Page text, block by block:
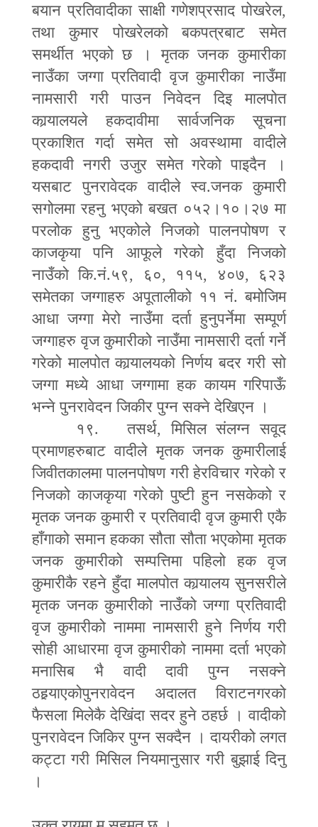
बयान प्रतिवादीका साक्षी गणेशप्रसाद पोखरेल,
तथा कुमार पोखरेलको बकपत्रबाट समेत
समर्थीत भएको छ । मृतक जनक कुमारीका
नाउँका जग्गा प्रतिवादी वृज कुमारीका नाउँमा
नामसारी गरी पाउन निवेदन दिइ मालपोत
कार्‍यालयले हकदावीमा सार्वजनिक सूचना
प्रकाशित गर्दा समेत सो अवस्थामा वादीले
हकदावी नगरी उजुर समेत गरेको पाइदैन ।
यसबाट पुनरावेदक वादीले स्व.जनक कुमारी
सगोलमा रहनु भएको बखत ०५२।१०।२७ मा
परलोक हुनु भएकोले निजको पालनपोषण र
काजकृया पनि आफूले गरेको हुँदा निजको
नाउँको कि.नं.५९, ६०, ११५, ४०७, ६२३
समेतका जग्गाहरु अपूतालीको ११ नं. बमोजिम
आधा जग्गा मेरो नाउँमा दर्ता हुनुपर्नेमा सम्पूर्ण
जग्गाहरु वृज कुमारीको नाउँमा नामसारी दर्ता गर्ने
गरेको मालपोत कार्‍यालयको निर्णय बदर गरी सो
जग्गा मध्ये आधा जग्गामा हक कायम गरिपाऊँ
भन्ने पुनरावेदन जिकीर पुग्न सक्ने देखिएन ।
१९. तसर्थ,मिसिल संलग्न सवूद
प्रमाणहरुबाट वादीले मृतक जनक कुमारीलाई
जिवीतकालमा पालनपोषण गरी हेरविचार गरेको र
निजको काजकृया गरेको पुष्टी हुन नसकेको र
मृतक जनक कुमारी र प्रतिवादी वृज कुमारी एकै
हाँगाको समान हकका सौता सौता भएकोमा मृतक
जनक कुमारीको सम्पत्तिमा पहिलो हक वृज
कुमारीकै रहने हुँदा मालपोत कार्‍यालय सुनसरीले
मृतक जनक कुमारीको नाउँको जग्गा प्रतिवादी
वृज कुमारीको नाममा नामसारी हुने निर्णय गरी
सोही आधारमा वृज कुमारीको नाममा दर्ता भएको
मनासिब भै वादी दावी पुग्न नसक्ने
ठहर्‍याएकोपुनरावेदन अदालत विराटनगरको
फैसला मिलेकै देखिंदा सदर हुने ठहर्छ । वादीको
पुनरावेदन जिकिर पुग्न सक्दैन । दायरीको लगत
कट्टा गरी मिसिल नियमानुसार गरी बुझाई दिनु
।